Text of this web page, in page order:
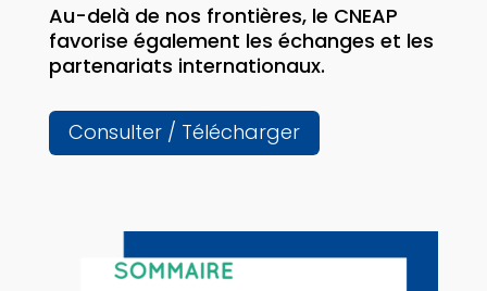
Au-delà de nos frontières, le CNEAP
favorise également les échanges et les
partenariats internationaux.
Consulter / Télécharger